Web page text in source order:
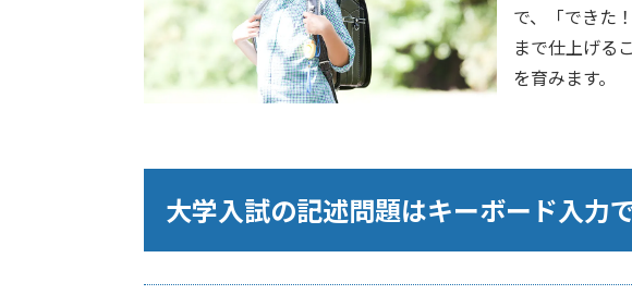
で、「できた
まで仕上げる
を育みます。
大学入試の記述問題はキーボード入力